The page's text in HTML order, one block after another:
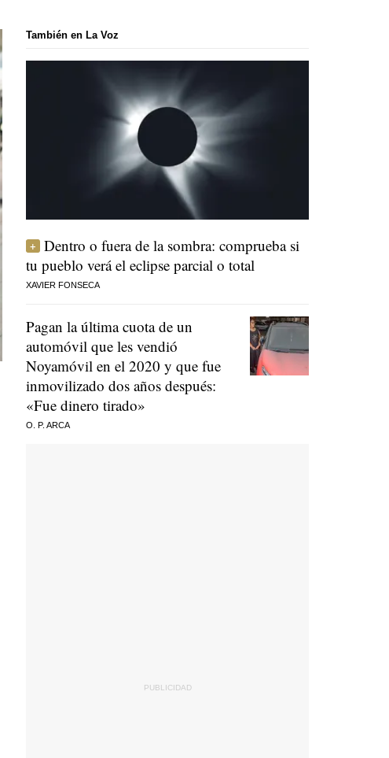
También en La Voz
Dentro o fuera de la sombra: comprueba si
tu pueblo verá el eclipse parcial o total
XAVIER FONSECA
Pagan la última cuota de un
automóvil que les vendió
Noyamóvil en el 2020 y que fue
inmovilizado dos años después:
«Fue dinero tirado»
O. P. ARCA